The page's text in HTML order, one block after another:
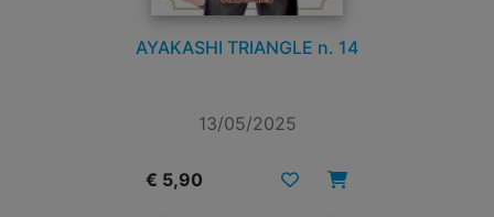
AYAKASHI TRIANGLE n. 14
13/05/2025
€ 5,90